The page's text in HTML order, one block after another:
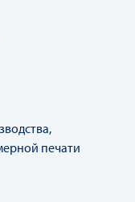
печати